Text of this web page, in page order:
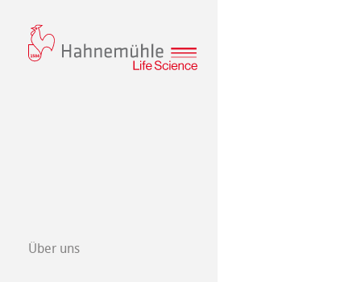
Über uns